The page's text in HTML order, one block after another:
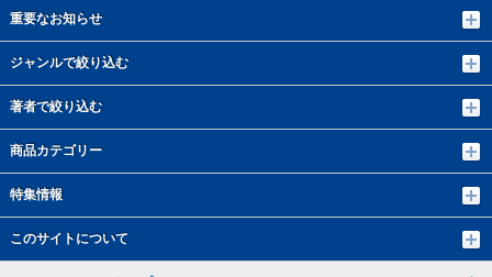
重要なお知らせ
ジャンルで絞り込む
著者で絞り込む
商品カテゴリー
特集情報
このサイトについて